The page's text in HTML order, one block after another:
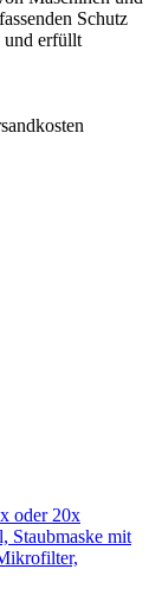
Schutz
und erfüllt
oder 20x
Staubmaske mit